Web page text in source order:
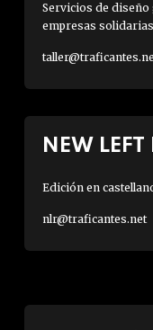
Servicios de
empresas
NEW
Edición en
nlr@traficantes.net